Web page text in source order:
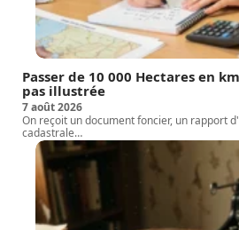
Passer de 10 000 Hectares en
pas illustrée
7 août 2026
On reçoit un document foncier, un rapport
cadastrale…